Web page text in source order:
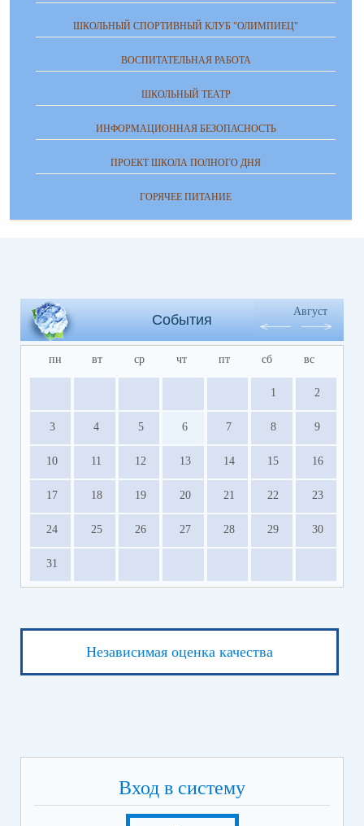
ШКОЛЬНЫЙ СПОРТИВНЫЙ КЛУБ "ОЛИМПИЕЦ"
ВОСПИТАТЕЛЬНАЯ РАБОТА
ШКОЛЬНЫЙ ТЕАТР
ИНФОРМАЦИОННАЯ БЕЗОПАСНОСТЬ
ПРОЕКТ ШКОЛА ПОЛНОГО ДНЯ
ГОРЯЧЕЕ ПИТАНИЕ
События
Август
пн вт ср чт пт сб вс
1 2
3 4 5 6 7 8 9
10 11 12 13 14 15 16
17 18 19 20 21 22 23
24 25 26 27 28 29 30
31
Независимая оценка качества
Вход в систему